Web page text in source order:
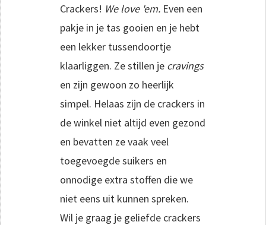
Crackers! We love 'em. Even een
pakje in je tas gooien en je hebt
een lekker tussendoortje
klaarliggen. Ze stillen je cravings
en zijn gewoon zo heerlijk
simpel. Helaas zijn de crackers in
de winkel niet altijd even gezond
en bevatten ze vaak veel
toegevoegde suikers en
onnodige extra stoffen die we
niet eens uit kunnen spreken.
Wil je graag je geliefde crackers